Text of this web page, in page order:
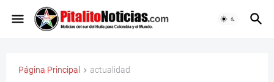
Página Principal actualidad